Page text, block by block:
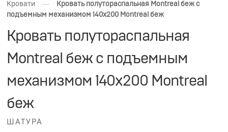
Кровати —
Кровать полутораспальная Montreal беж с
подъемным механизмом 140х200 Montreal беж
Кровать полутораспальная
Montreal беж с подъемным
механизмом 140х200 Montreal
беж
ШАТУРА